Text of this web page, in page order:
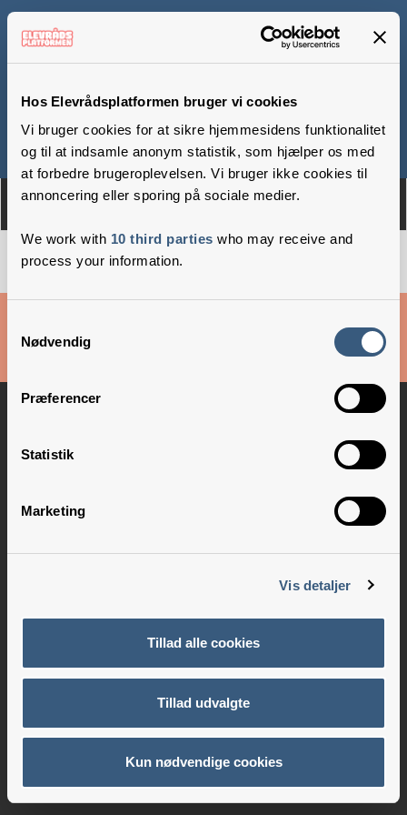
Hos Elevrådsplatformen bruger vi cookies
Vi bruger cookies for at sikre hjemmesidens funktionalitet
og til at indsamle anonym statistik, som hjælper os med
at forbedre brugeroplevelsen. Vi bruger ikke cookies til
annoncering eller sporing på sociale medier.
We work with 10 third parties who may receive and
process your information.
Nødvendig
Præferencer
Statistik
Marketing
Vis detaljer
Tillad alle cookies
Tillad udvalgte
Kun nødvendige cookies
Om Medlemmer